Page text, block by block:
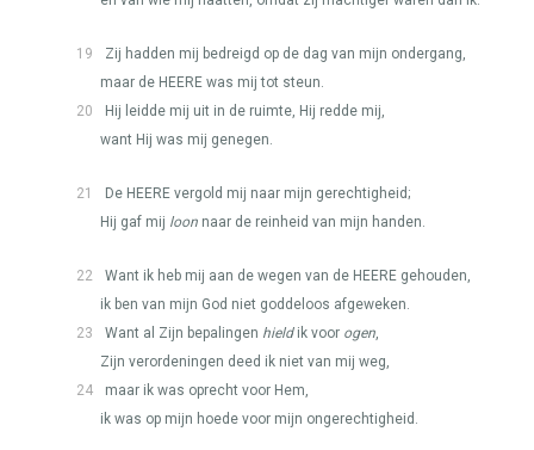
19
Zij hadden mij bedreigd op de dag van mijn ondergang,
maar de HEERE was mij tot steun.
20
Hij leidde mij uit in de ruimte, Hij redde mij,
want Hij was mij genegen.
21 De HEERE vergold mij naar mijn gerechtigheid;
Hij gaf mij loon naar de reinheid van mijn handen.
22 Want ik heb mij aan de wegen van de HEERE gehouden,
ik ben van mijn God niet goddeloos afgeweken.
23
Want al Zijn bepalingen hieldik voor ogen,
Zijn verordeningen deed ik niet van mij weg,
24
maar ik was oprecht voor Hem,
ik was op mijn hoede voor mijn ongerechtigheid.